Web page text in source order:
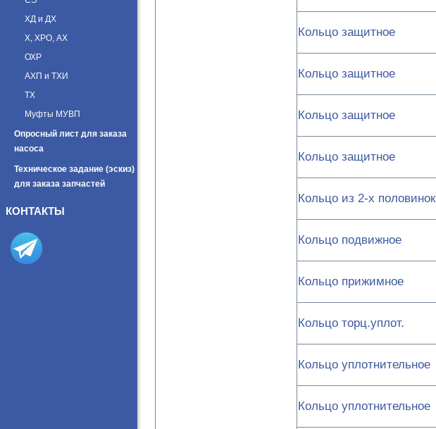
ХД и ДХ
Х, ХРО, АХ
ОХР
АХП и ТХИ
ТХ
Муфты МУВП
Опросный лист для заказа
насоса
Техническое задание (эскиз)
для заказа запчастей
КОНТАКТЫ
Кольцо защитное
Кольцо защитное
Кольцо защитное
Кольцо защитное
Кольцо из 2-х половинок
Кольцо подвижное
Кольцо прижимное
Кольцо торц.уплот.
Кольцо уплотнительное
Кольцо уплотнительное